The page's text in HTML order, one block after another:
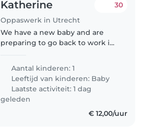
Katherine
Oppaswerk in Utrecht
30
We have a new baby and are
preparing to go back to work in
hospital and need someone
from 7 am to 7 pm on some days.
Spanish speaking preferably.
Preferably..
Aantal kinderen: 1
Leeftijd van kinderen: Baby
Laatste activiteit: 1 dag
geleden
€ 12,00/uur